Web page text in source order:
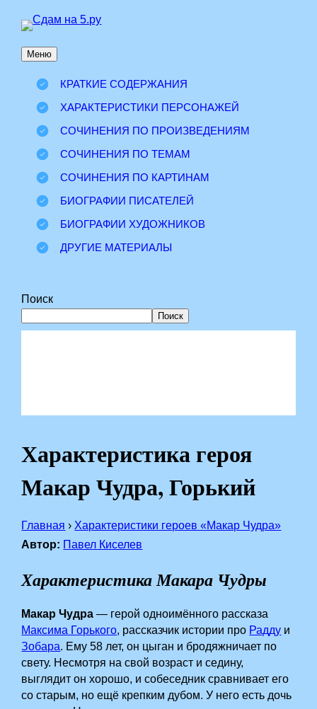
Перейти
содержимому
Меню
КРАТКИЕ СОДЕРЖАНИЯ
ХАРАКТЕРИСТИКИ ПЕРСОНАЖЕЙ
СОЧИНЕНИЯ ПО ПРОИЗВЕДЕНИЯМ
СОЧИНЕНИЯ ПО ТЕМАМ
СОЧИНЕНИЯ ПО КАРТИНАМ
БИОГРАФИИ ПИСАТЕЛЕЙ
БИОГРАФИИ ХУДОЖНИКОВ
ДРУГИЕ МАТЕРИАЛЫ
Поиск
Поиск
Характеристика героя
Макар Чудра, Горький
Главная › Характеристики героев «Макар Чудра»
Автор: Павел Киселев
Характеристика Макара Чудры
Макар Чудра— герой одноимённого рассказа
Максима Горького, рассказчик истории про Радду и
Зобара. Ему 58 лет, он цыган и бродяжничает по
свету. Несмотря на свой возраст и седину,
выглядит он хорошо, и собеседник сравнивает его
со старым, но ещё крепким дубом. У него есть дочь